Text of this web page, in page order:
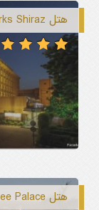
هتل Clarks Shiraz آگرا
هتل Jaypee Palace آگرا